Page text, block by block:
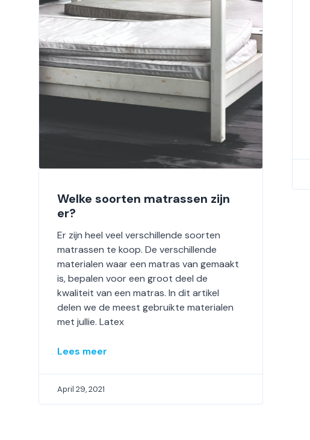
Welke soorten matrassen zijn
er?
Er zijn heel veel verschillende soorten
matrassen te koop. De verschillende
materialen waar een matras van gemaakt
is, bepalen voor een groot deel de
kwaliteit van een matras. In dit artikel
delen we de meest gebruikte materialen
met jullie. Latex
Lees meer
April 29, 2021